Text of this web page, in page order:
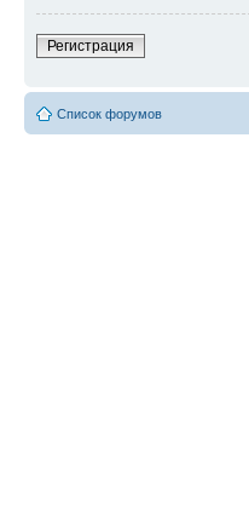
Регистрация
Список форумов